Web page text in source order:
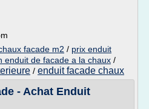
facade m2 / prix enduit
enduit de facade a la chaux /
/ enduit facade chaux
- Achat Enduit